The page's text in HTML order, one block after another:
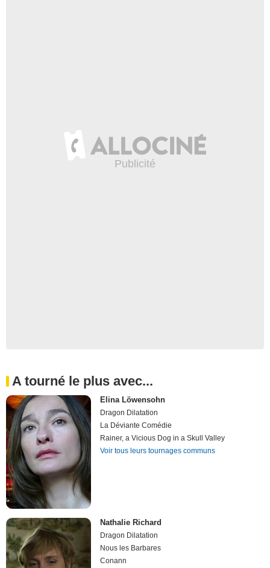
A tourné le plus avec...
Elina Löwensohn
Dragon Dilatation
La Déviante Comédie
Rainer, a Vicious Dog in a Skull Valley
Voir tous leurs tournages communs
Nathalie Richard
Dragon Dilatation
Nous les Barbares
Conann